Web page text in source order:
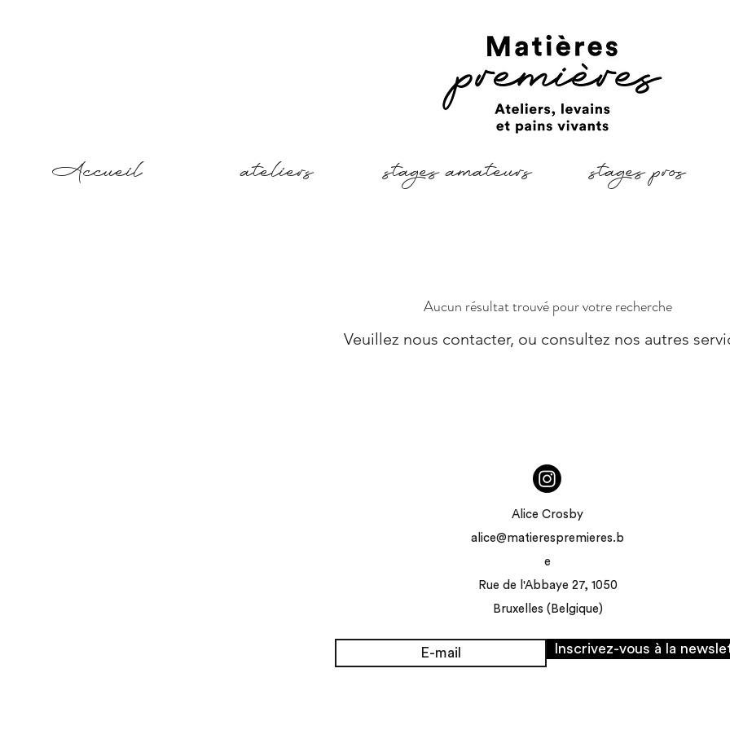
Accueil ateliers stages amateurs stages pros
Aucun résultat trouvé pour votre recherche
Veuillez nous contacter, ou consultez nos autres
Alice Crosby
alice@matierespremieres.b
e
Rue de l'Abbaye 27, 1050
Bruxelles (Belgique)
Inscrivez-vous à la